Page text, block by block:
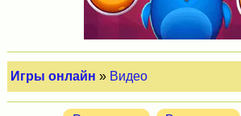
Игры онлайн » Видео